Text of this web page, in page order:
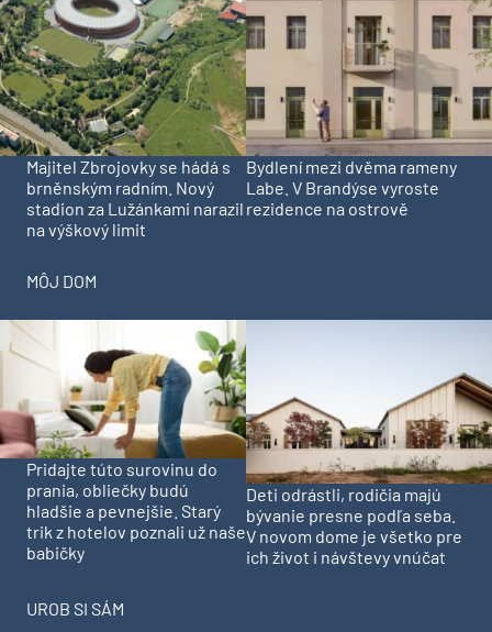
Majitel Zbrojovky se hádá s
brněnským radním. Nový
stadion za Lužánkami narazil
na výškový limit
Bydlení mezi dvěma rameny
Labe. V Brandýse vyroste
rezidence na ostrově
MÔJ DOM
Pridajte túto surovinu do
prania, obliečky budú
hladšie a pevnejšie. Starý
trik z hotelov poznali už naše
babičky
Deti odrástli, rodičia majú
bývanie presne podľa seba.
V novom dome je všetko pre
ich život i návštevy vnúčat
UROB SI SÁM